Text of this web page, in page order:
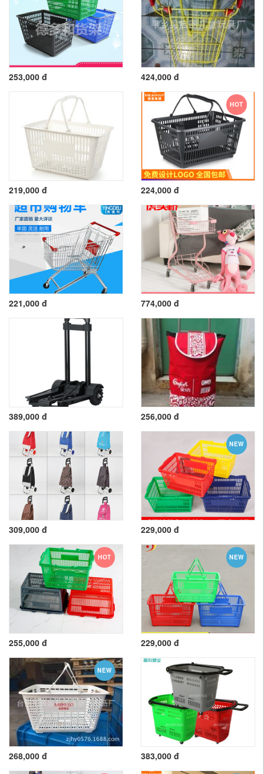
253,000 đ 424,000 đ
219,000 đ
HOT
224,000 đ
221,000 đ 774,000 đ
389,000 đ 256,000 đ
309,000 đ
NEW
229,000 đ
HOT
255,000 đ
NEW
229,000 đ
NEW
268,000 đ 383,000 đ